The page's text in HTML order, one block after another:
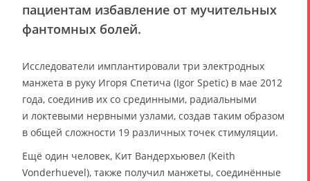
пациентам избавление от мучительных
фантомных болей.
Исследователи имплантировали три электродных
манжета в руку Игоря Спетича (Igor Spetic) в мае 2012
года, соединив их со срединными, радиальными
и локтевыми нервными узлами, создав таким образом
в общей сложности 19 различных точек стимуляции.
Ещё один человек, Кит Вандерхьювел (Keith
Vonderhuevel), также получил манжеты, соединённые